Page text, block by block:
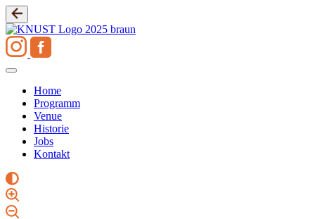
Zum
Inhalt
springen
Home
Programm
Venue
Historie
Jobs
Kontakt